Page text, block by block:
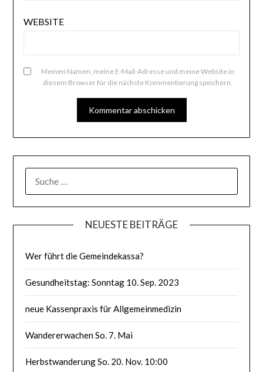
WEBSITE
Meinen Namen, meine E-Mail-Adresse und meine Website in
diesem Browser für die nächste Kommentierung speichern.
NEUESTE BEITRÄGE
Wer führt die Gemeindekassa?
Gesundheitstag: Sonntag 10. Sep. 2023
neue Kassenpraxis für Allgemeinmedizin
Wandererwachen So. 7. Mai
Herbstwanderung So. 20. Nov. 10:00